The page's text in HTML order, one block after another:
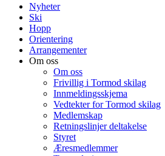
Nyheter
Ski
Hopp
Orientering
Arrangementer
Om oss
Om oss
Frivillig i Tormod skilag
Innmeldingsskjema
Vedtekter for Tormod skilag
Medlemskap
Retningslinjer deltakelse
Styret
Æresmedlemmer